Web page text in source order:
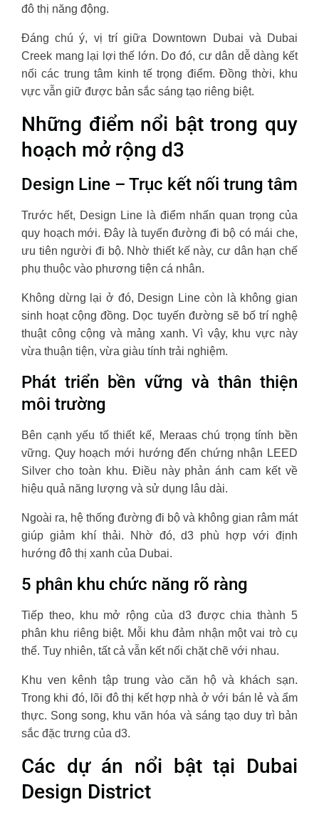
đô thị năng động.
Đáng chú ý, vị trí giữa Downtown Dubai và Dubai
Creek mang lại lợi thế lớn. Do đó, cư dân dễ dàng kết
nối các trung tâm kinh tế trọng điểm. Đồng thời, khu
vực vẫn giữ được bản sắc sáng tạo riêng biệt.
Những điểm nổi bật trong quy
hoạch mở rộng d3
Design Line – Trục kết nối trung tâm
Trước hết, Design Line là điểm nhấn quan trọng của
quy hoạch mới. Đây là tuyến đường đi bộ có mái che,
ưu tiên người đi bộ. Nhờ thiết kế này, cư dân hạn chế
phụ thuộc vào phương tiện cá nhân.
Không dừng lại ở đó, Design Line còn là không gian
sinh hoạt cộng đồng. Dọc tuyến đường sẽ bố trí nghệ
thuật công cộng và mảng xanh. Vì vậy, khu vực này
vừa thuận tiện, vừa giàu tính trải nghiệm.
Phát triển bền vững và thân thiện
môi trường
Bên cạnh yếu tố thiết kế, Meraas chú trọng tính bền
vững. Quy hoạch mới hướng đến chứng nhận LEED
Silver cho toàn khu. Điều này phản ánh cam kết về
hiệu quả năng lượng và sử dụng lâu dài.
Ngoài ra, hệ thống đường đi bộ và không gian râm mát
giúp giảm khí thải. Nhờ đó, d3 phù hợp với định
hướng đô thị xanh của Dubai.
5 phân khu chức năng rõ ràng
Tiếp theo, khu mở rộng của d3 được chia thành 5
phân khu riêng biệt. Mỗi khu đảm nhận một vai trò cụ
thể. Tuy nhiên, tất cả vẫn kết nối chặt chẽ với nhau.
Khu ven kênh tập trung vào căn hộ và khách sạn.
Trong khi đó, lõi đô thị kết hợp nhà ở với bán lẻ và ẩm
thực. Song song, khu văn hóa và sáng tạo duy trì bản
sắc đặc trưng của d3.
Các dự án nổi bật tại Dubai
Design District